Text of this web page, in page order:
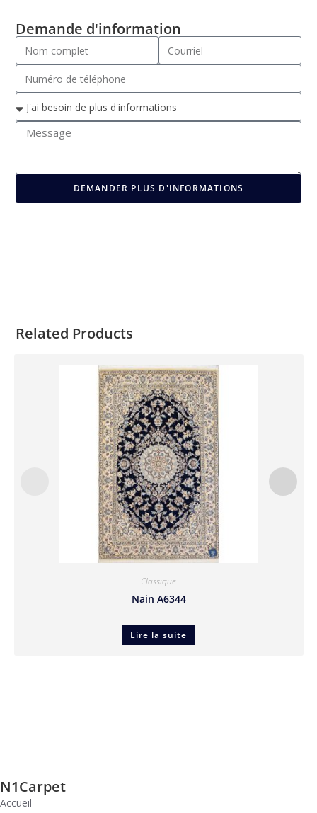
Demande d'information
DEMANDER PLUS D'INFORMATIONS
Related Products
Classique
Nain A6344
Lire la suite
N1Carpet
Accueil